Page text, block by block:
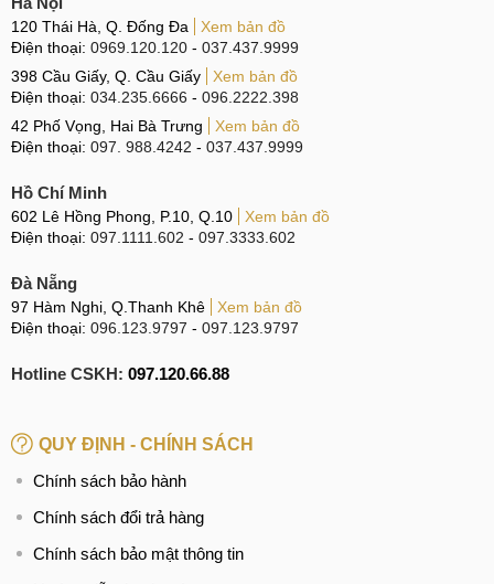
dung lượng 16GB và có thể mở rộng thêm RAM ảo lên tới
16GB. Kết hợp với bộ nhớ trong 512GB cho lưu trữ thoải
mái. Bên cạnh đó, bạn có thể mở rộng thêm bộ nhớ lưu trữ
lên tới 2TB với thẻ nhớ microSD.
Cùng MobileCity tìm hiểu chi tiết về Unihertz TANK 3 thông
qua phần đánh giá ngay sau đây.
Thiết kế siêu bền chuẩn quân đội Mỹ
Sản phẩm Unihertz TANK 3 thu hút người dùng bằng kiểu
đội Mỹ MIL-STD-810H, Unihertz TANK 3 đảm bảo sự an
toàn và ổn định trong mọi điều kiện.
Cùng với kích thước 179 x 86 x 31mm và trọng lượng 666g,
120 Thái Hà, Q. Đống Đa
Xem bản đồ
Điện thoại: 0969.120.120 - 037.437.9999
398 Cầu Giấy, Q. Cầu Giấy
Xem bản đồ
Điện thoại: 034.235.6666 - 096.2222.398
42 Phố Vọng, Hai Bà Trưng
Xem bản đồ
Điện thoại: 097. 988.4242 - 037.437.9999
Hồ Chí Minh
602 Lê Hồng Phong, P.10, Q.10
Xem bản đồ
Điện thoại: 097.1111.602 - 097.3333.602
Đà Nẵng
97 Hàm Nghi, Q.Thanh Khê
Xem bản đồ
Điện thoại: 096.123.9797 - 097.123.9797
Hotline CSKH: 097.120.66.88
QUY ĐỊNH - CHÍNH SÁCH
Chính sách bảo hành
Chính sách đổi trả hàng
Chính sách bảo mật thông tin